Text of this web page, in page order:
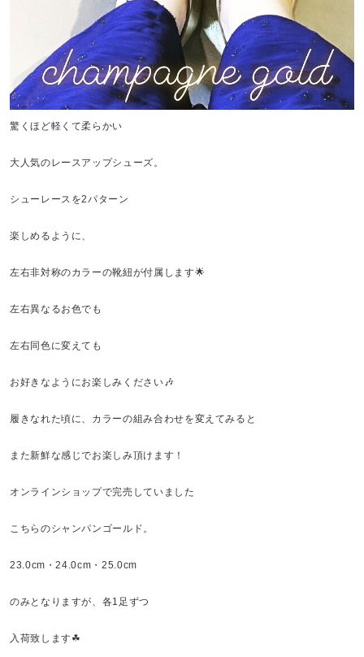
驚くほど軽くて柔らかい
大人気のレースアップシューズ。
シューレースを2パターン
楽しめるように、
左右非対称のカラーの靴紐が付属します🌟
左右異なるお色でも
左右同色に変えても
お好きなようにお楽しみください🎶
履きなれた頃に、カラーの組み合わせを変えてみると
また新鮮な感じでお楽しみ頂けます！
オンラインショップで完売していました
こちらのシャンパンゴールド。
23.0cm・24.0cm・25.0cm
のみとなりますが、各1足ずつ
入荷致します☘